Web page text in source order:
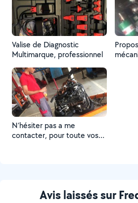
Valise de Diagnostic
Multimarque, professionnel
N’hésiter pas a me
contacter, pour toute vos
Avis laissés sur